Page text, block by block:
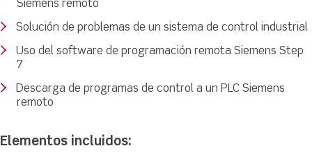
Siemens remoto
Solución de problemas de un sistema de control industrial
Uso del software de programación remota Siemens Step
7
Descarga de programas de control a un PLC Siemens
remoto
Elementos incluidos: